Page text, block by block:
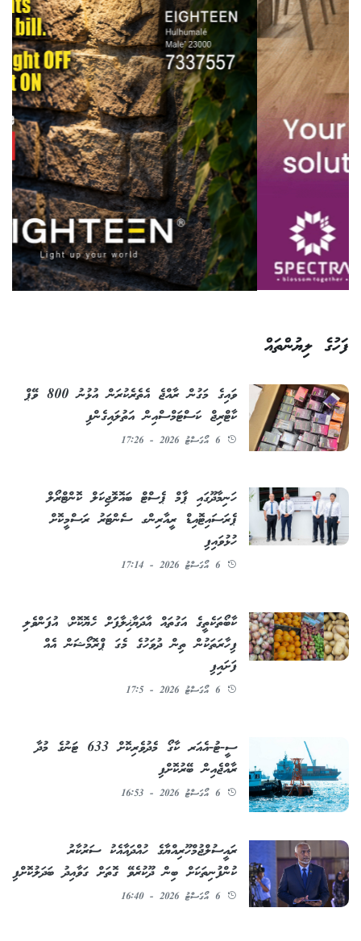
ފަހުގެ ލިޔުންތައް
ވައިގެ މަގުން ރާއްޖެ އެތެރެކުރަން އުޅުނު 800 ވޭޕް
ކާޓްރިޖް ކަސްޓަމްސްއިން އަތުލައިގެންފި
6 އޯގަސްޓު 2026 - 17:26
ހަނިމާދޫގައި ޕާމް ޕެސްޓް ބައޮލޮޖިކަލް ކޮންޓްރޯލް
ޕެރަސައިޓޮއިޑް ރީއާރިންގ ސެންޓަރު ރަސްމީކޮށް
ހުޅުވައިފި
6 އޯގަސްޓު 2026 - 17:14
ކާބޯތަކެތީގެ އަގުތައް އާދަޔާޚިލާފަށް ހެޔޮކޮށް، އުފަންވެލި
ފިހާރަތަކުން ތިން ދުވަހުގެ މެގަ ޕްރޮމޯޝަން އެއް
ފަށައިފި
6 އޯގަސްޓު 2026 - 17:5
ސީ-ޓު-އެއަރ ކާގޯ މެދުވެރިކޮށް 633 ޓަނުގެ މުދާ
ރާއްޖެއިން ބޭރުކޮށްފި
6 އޯގަސްޓު 2026 - 16:53
ރައީސުލްޖުމްހޫރިއްޔާގެ ހުއްދައާއެކު ސަރުކާރު
ކުންފުނިތަކަށް ބިން ދޫކުރެވޭ ގޮތަށް ގަވާއިދު ބަދަލުކޮށްފި
6 އޯގަސްޓު 2026 - 16:40